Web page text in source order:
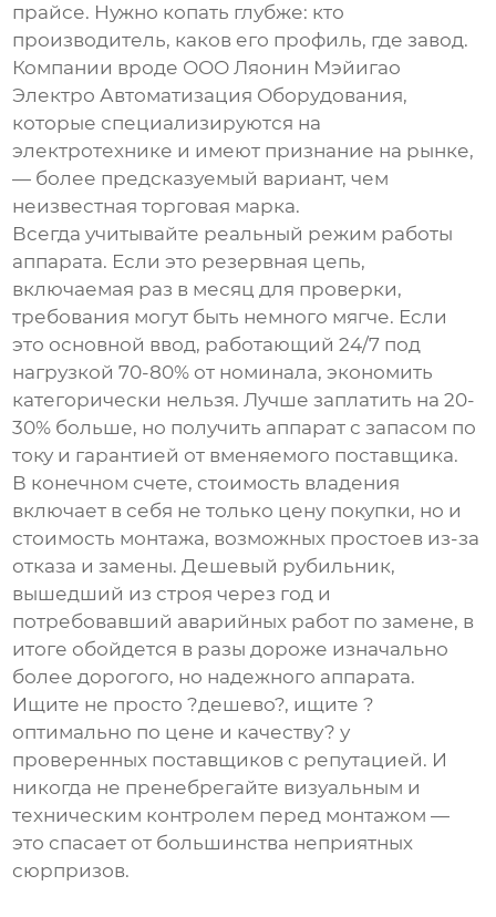
прайсе. Нужно копать глубже: кто
производитель, каков его профиль, где завод.
Компании вроде ООО Ляонин Мэйигао
Электро Автоматизация Оборудования,
которые специализируются на
электротехнике и имеют признание на рынке,
— более предсказуемый вариант, чем
неизвестная торговая марка.
Всегда учитывайте реальный режим работы
аппарата. Если это резервная цепь,
включаемая раз в месяц для проверки,
требования могут быть немного мягче. Если
это основной ввод, работающий 24/7 под
нагрузкой 70-80% от номинала, экономить
категорически нельзя. Лучше заплатить на 20-
30% больше, но получить аппарат с запасом по
току и гарантией от вменяемого поставщика.
В конечном счете, стоимость владения
включает в себя не только цену покупки, но и
стоимость монтажа, возможных простоев из-за
отказа и замены. Дешевый рубильник,
вышедший из строя через год и
потребовавший аварийных работ по замене, в
итоге обойдется в разы дороже изначально
более дорогого, но надежного аппарата.
Ищите не просто ?дешево?, ищите ?
оптимально по цене и качеству? у
проверенных поставщиков с репутацией. И
никогда не пренебрегайте визуальным и
техническим контролем перед монтажом —
это спасает от большинства неприятных
сюрпризов.